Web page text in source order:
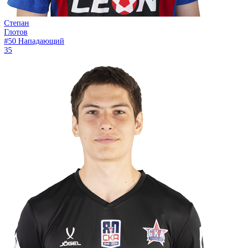
Степан
Глотов
#50 Нападающий
35